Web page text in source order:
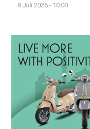
8 Juli 2026 - 10:00